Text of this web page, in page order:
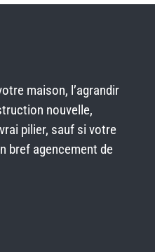
maison, l’agrandir
nouvelle,
pilier, sauf si votre
bref agencement de